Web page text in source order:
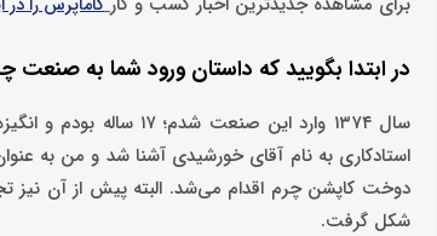
در ابتدا بگویید که داستان ورود شما به
سال ۱۳۷۴ وارد این
استادکاری به نام آقای خورشیدی آشنا شد و من به
شکل گرفت.